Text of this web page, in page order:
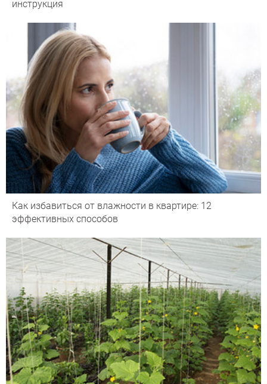
инструкция
Как избавиться от влажности в квартире: 12
эффективных способов